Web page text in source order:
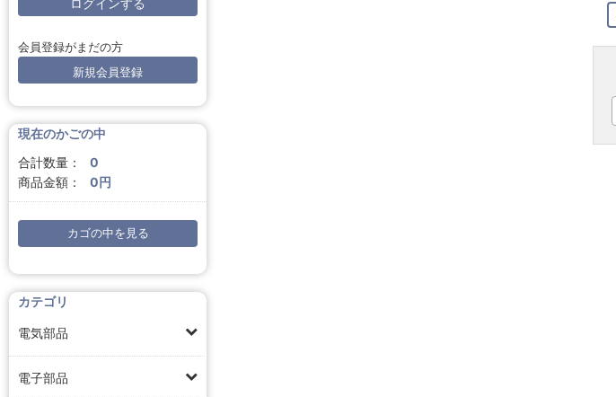
会員登録がまだの方
新規会員登録
現在のかごの中
合計数量：
0
商品金額：
0円
カゴの中を見る
カテゴリ
電気部品
電子部品